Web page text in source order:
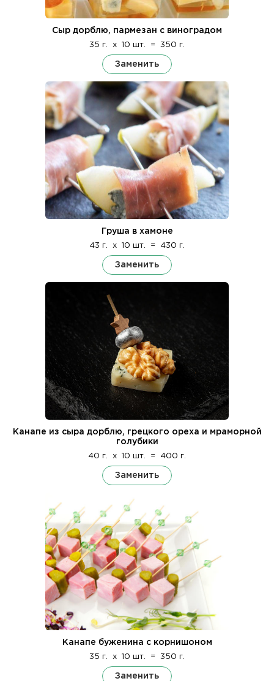
Сыр дорблю, пармезан с виноградом
35 г. x 10 шт. = 350 г.
Заменить
Груша в хамоне
43 г. x 10 шт. = 430 г.
Заменить
Канапе из сыра дорблю, грецкого ореха и мраморной
голубики
40 г. x 10 шт. = 400 г.
Заменить
Канапе буженина с корнишоном
35 г. x 10 шт. = 350 г.
Заменить